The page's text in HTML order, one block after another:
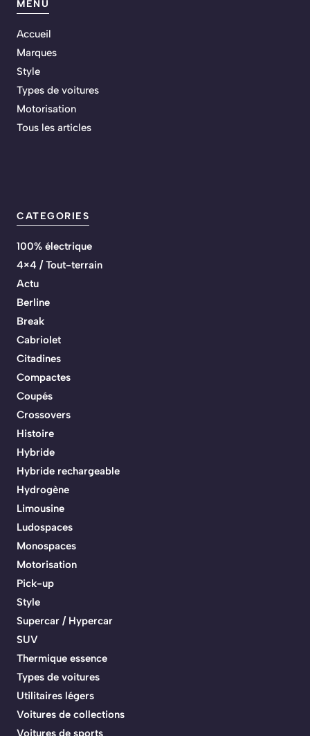
MENU
Accueil
Marques
Style
Types de voitures
Motorisation
Tous les articles
CATEGORIES
100% électrique
4×4 / Tout-terrain
Actu
Berline
Break
Cabriolet
Citadines
Compactes
Coupés
Crossovers
Histoire
Hybride
Hybride rechargeable
Hydrogène
Limousine
Ludospaces
Monospaces
Motorisation
Pick-up
Style
Supercar / Hypercar
SUV
Thermique essence
Types de voitures
Utilitaires légers
Voitures de collections
Voitures de sports